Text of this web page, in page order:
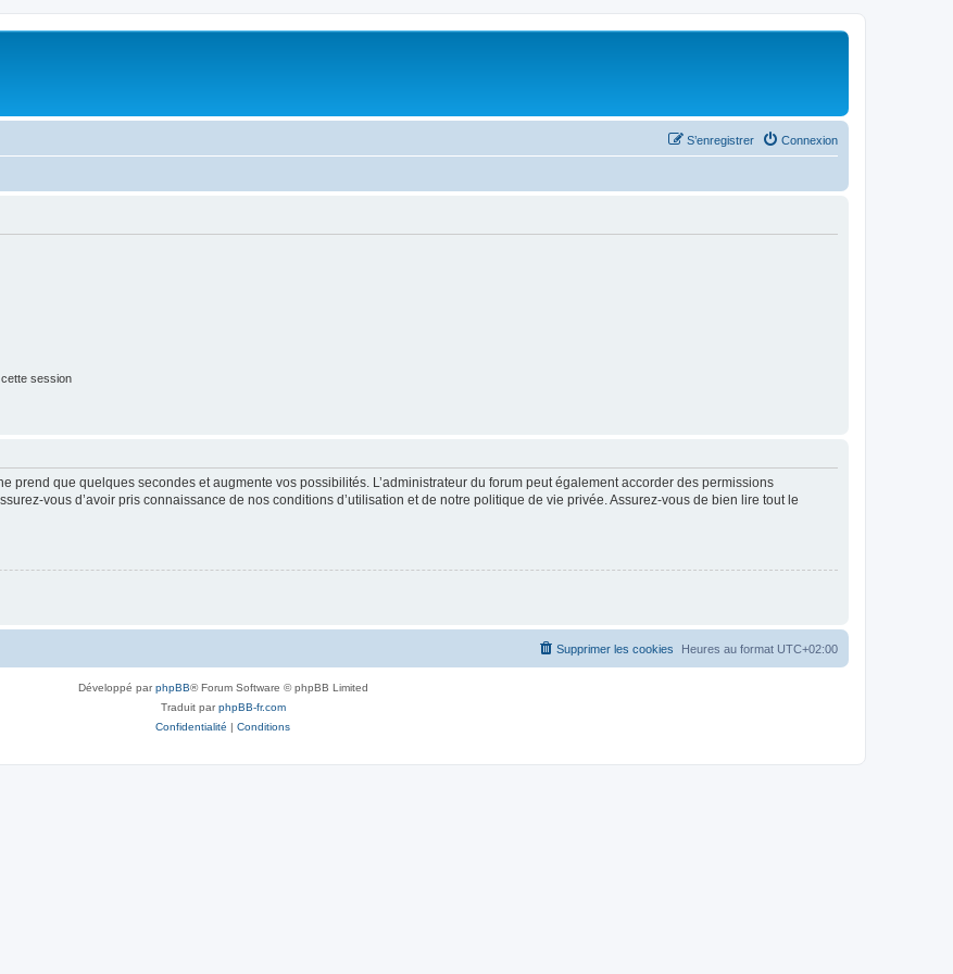
Connexion
S’enregistrer
session
prend que quelques secondes et augmente vos possibilités. L’administrateur du forum peut également accorder des permissions
vous d’avoir pris connaissance de nos conditions d’utilisation et de notre politique de vie privée. Assurez-vous de bien lire tout le
Heures au format UTC+02:00
Supprimer les cookies
Développé parphpBB® Forum Software © phpBB Limited
Traduit parphpBB-fr.com
Confidentialité | Conditions